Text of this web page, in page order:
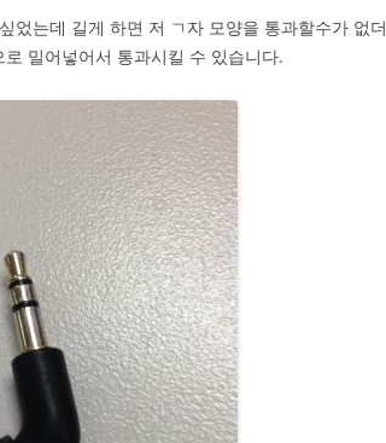
었는데 길게 하면 저 ㄱ자 모양을 통과할수가 없더
밀어넣어서 통과시킬 수 있습니다.